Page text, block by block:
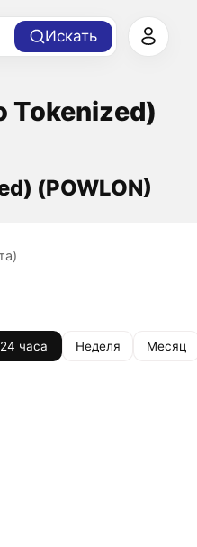
Искать
Tokenized)
(POWLON)
24 часа Неделя Месяц